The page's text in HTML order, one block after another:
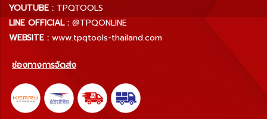
YOUTUBE : TPQTOOLS
LINE OFFICIAL : @TPQONLINE
WEBSITE : www.tpqtools-thailand.com
ช่องทางการจัดส่ง